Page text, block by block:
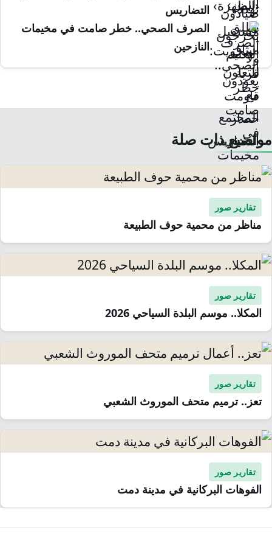
التضاريس
الصرف الصحي.. خطر صامت في مخيمات
النازحين
مواضيع ذات صلة
تقارير صور
مناظر من محمية حوف الطبيعة
تقارير صور
المكلا.. موسم البلدة السياحي 2026
تقارير صور
تعز.. ترميم متحف الموروث الشعبي
تقارير صور
الفوهات البركانية في مدينة دمت